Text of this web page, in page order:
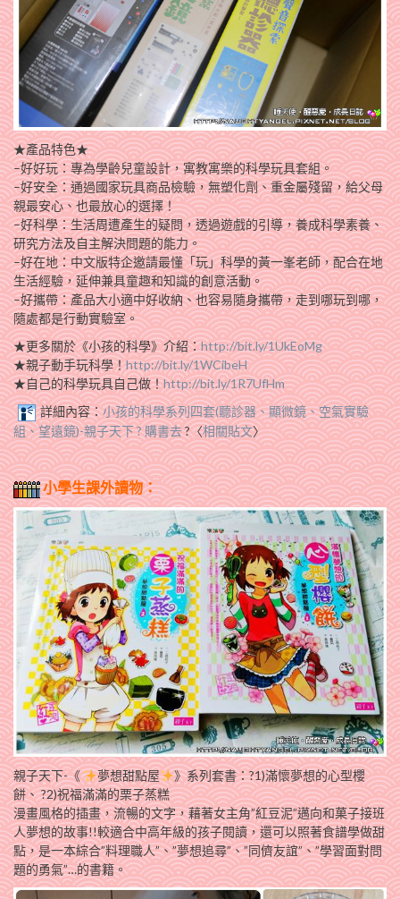
★產品特色★
–好好玩：專為學齡兒童設計，寓教寓樂的科學玩具套組。
–好安全：通過國家玩具商品檢驗，無塑化劑、重金屬殘留，給父母
親最安心、也最放心­­的選擇！
–好科學：生活周遭產生的疑問，透過遊戲的引導，養成科學素養、
研究方法及自主解決­­問題的能力。
–好在地：中文版特企邀請最懂「玩」科學的黃一峯老師，配合在地
生活經驗，延伸兼具­­童趣和知識的創意活動。
–好攜帶：產品大小適中好收納、也容易隨身攜帶，走到哪玩到哪，
隨處都是行動實驗室­­。
★更多關於《小孩的科學》介紹：http://bit.ly/1UkEoMg
★親子動手玩科學！http://bit.ly/1WCibeH
★自己的科學玩具自己做！http://bit.ly/1R7UfHm
詳細內容：小孩的科學系列四套(聽診器、顯微鏡、空氣實驗
組、望遠鏡)-親子天下 ? 購書去?〈相關貼文〉
小學生課外讀物：
親子天下‬-《 夢想甜點屋
》系列套書：?1)滿懷夢想的心型櫻
餅、 ?2)祝福滿滿的栗子蒸糕
漫畫風格的插畫，流暢的文字，藉著女主角”紅豆泥”邁向和菓子接班
人夢想的故事!!較適合中高年級的孩子閱讀，還可以照著食譜學做甜
點，是一本綜合”料理職人”、”夢想追尋”、”同儕友誼”、”學習面對問
題的勇氣”…的書籍。